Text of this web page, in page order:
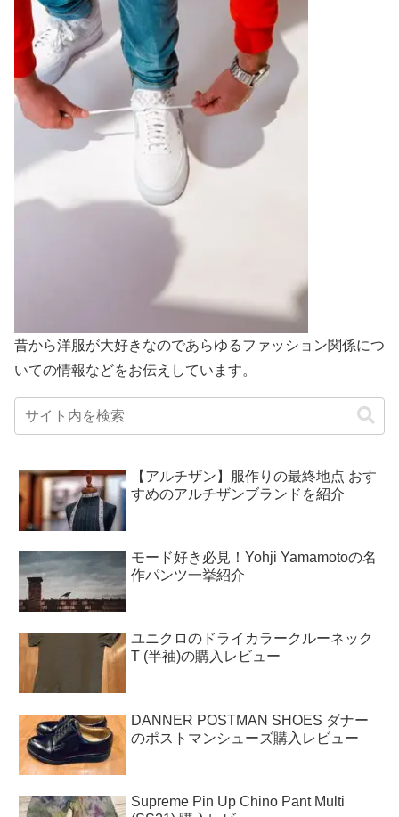
昔から洋服が大好きなのであらゆるファッション関係につ
いての情報などをお伝えしています。
【アルチザン】服作りの最終地点 おす
すめのアルチザンブランドを紹介
モード好き必見！Yohji Yamamotoの名
作パンツ一挙紹介
ユニクロのドライカラークルーネック
T (半袖)の購入レビュー
DANNER POSTMAN SHOES ダナー
のポストマンシューズ購入レビュー
Supreme Pin Up Chino Pant Multi